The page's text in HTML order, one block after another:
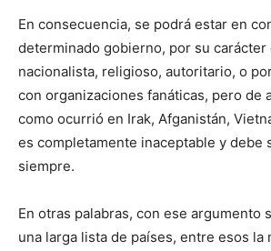
En consecuencia, se podrá estar en
determinado gobierno, por su carácter
nacionalista, religioso, autoritario, o
con organizaciones fanáticas, pero de
como ocurrió en Irak, Afganistán,
es completamente inaceptable y debe
siempre.
En otras palabras, con ese argumento
una larga lista de países, entre esos la